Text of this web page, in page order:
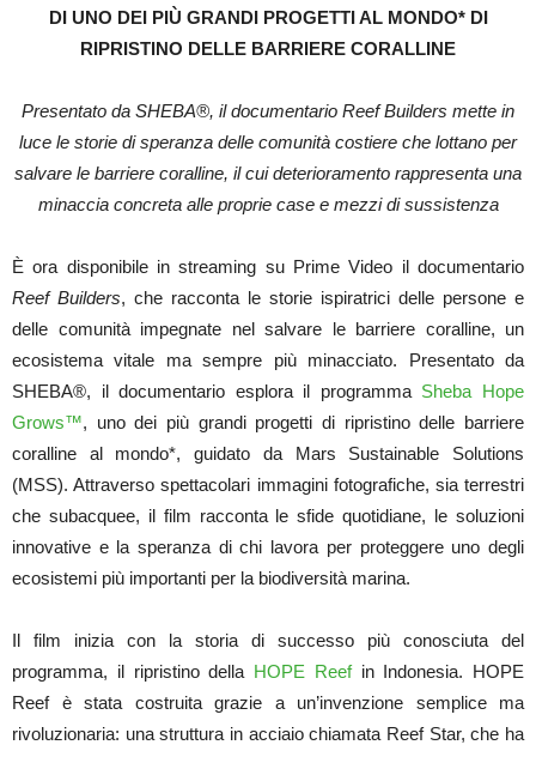
DI UNO DEI PIÙ GRANDI PROGETTI AL MONDO* DI
RIPRISTINO DELLE BARRIERE CORALLINE
Presentato da SHEBA®, il documentario Reef Builders mette in
luce le storie di speranza delle comunità costiere che lottano per
salvare le barriere coralline, il cui deterioramento rappresenta una
minaccia concreta alle proprie case e mezzi di sussistenza
È ora disponibile in streaming su Prime Video il documentario
Reef Builders, che racconta le storie ispiratrici delle persone e
delle comunità impegnate nel salvare le barriere coralline, un
ecosistema vitale ma sempre più minacciato. Presentato da
SHEBA®, il documentario esplora il programma Sheba Hope
Grows™, uno dei più grandi progetti di ripristino delle barriere
coralline al mondo*, guidato da Mars Sustainable Solutions
(MSS). Attraverso spettacolari immagini fotografiche, sia terrestri
che subacquee, il film racconta le sfide quotidiane, le soluzioni
innovative e la speranza di chi lavora per proteggere uno degli
ecosistemi più importanti per la biodiversità marina.
Il film inizia con la storia di successo più conosciuta del
programma, il ripristino della HOPE Reefin Indonesia. HOPE
Reef è stata costruita grazie a un’invenzione semplice ma
rivoluzionaria: una struttura in acciaio chiamata Reef Star, che ha